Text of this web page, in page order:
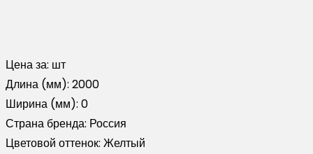
Цена за: шт
Длина (мм): 2000
Ширина (мм): 0
Страна бренда: Россия
Цветовой оттенок: Желтый